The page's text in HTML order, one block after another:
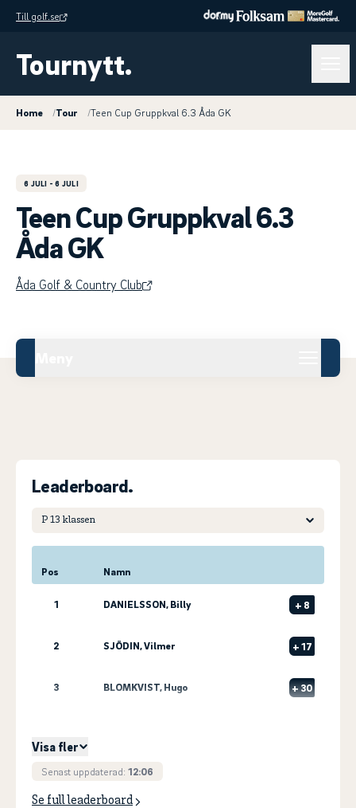
Till golf.se
Tournytt.
Home /Tour /Teen Cup Gruppkval 6.3 Åda GK
6 JULI - 6 JULI
Teen Cup Gruppkval 6.3
Åda GK
Åda Golf & Country Club
Leaderboard.
Pos Namn
1 DANIELSSON, Billy + 8
2 SJÖDIN, Vilmer +17
3 BLOMKVIST, Hugo +30
Visa fler
Senast uppdaterad: 12:06
Se full leaderboard